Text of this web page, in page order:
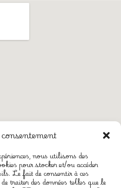
nous utilisons des
pour stocker et/ou accéder
Le fait de consentir à ces
traiter des données telles que le